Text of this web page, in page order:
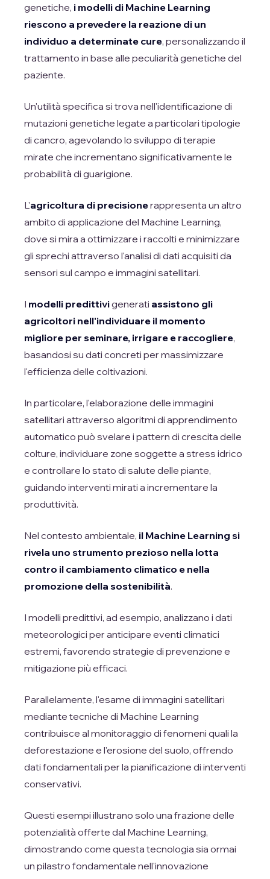
genetiche, i modelli di Machine Learning
riescono a prevedere la reazione di un
individuo a determinate cure, personalizzando il
trattamento in base alle peculiarità genetiche del
paziente.
Un'utilità specifica si trova nell'identificazione di
mutazioni genetiche legate a particolari tipologie
di cancro, agevolando lo sviluppo di terapie
mirate che incrementano significativamente le
probabilità di guarigione.
L'agricoltura di precisionerappresenta un altro
ambito di applicazione del Machine Learning,
dove si mira a ottimizzare i raccolti e minimizzare
gli sprechi attraverso l'analisi di dati acquisiti da
sensori sul campo e immagini satellitari.
I modelli predittivigenerati assistono gli
agricoltori nell'individuare il momento
migliore per seminare, irrigare e raccogliere,
basandosi su dati concreti per massimizzare
l'efficienza delle coltivazioni.
In particolare, l'elaborazione delle immagini
satellitari attraverso algoritmi di apprendimento
automatico può svelare i pattern di crescita delle
colture, individuare zone soggette a stress idrico
e controllare lo stato di salute delle piante,
guidando interventi mirati a incrementare la
produttività.
Nel contesto ambientale, il Machine Learning si
rivela uno strumento prezioso nella lotta
contro il cambiamento climatico e nella
promozione della sostenibilità.
I modelli predittivi, ad esempio, analizzano i dati
meteorologici per anticipare eventi climatici
estremi, favorendo strategie di prevenzione e
mitigazione più efficaci.
Parallelamente, l'esame di immagini satellitari
mediante tecniche di Machine Learning
contribuisce al monitoraggio di fenomeni quali la
deforestazione e l'erosione del suolo, offrendo
dati fondamentali per la pianificazione di interventi
conservativi.
Questi esempi illustrano solo una frazione delle
potenzialità offerte dal Machine Learning,
dimostrando come questa tecnologia sia ormai
un pilastro fondamentale nell'innovazione